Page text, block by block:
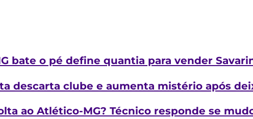
bate o pé define quantia para vender
descarta clube e aumenta mistério após
ao Atlético-MG? Técnico responde se